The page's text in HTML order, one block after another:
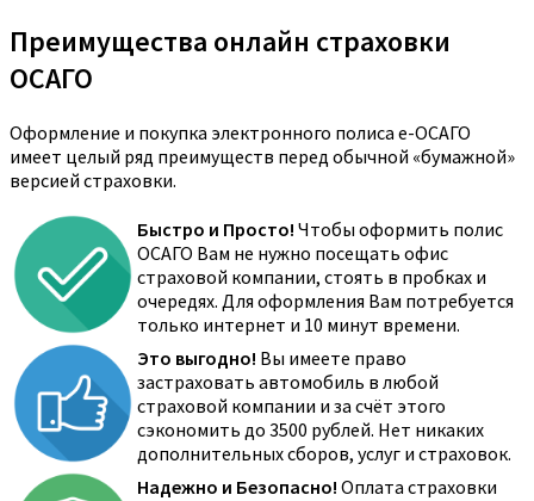
Преимущества онлайн страховки
ОСАГО
Оформление и покупка электронного полиса е-ОСАГО
имеет целый ряд преимуществ перед обычной «бумажной»
версией страховки.
Быстро и Просто! Чтобы оформить полис
ОСАГО Вам не нужно посещать офис
страховой компании, стоять в пробках и
очередях. Для оформления Вам потребуется
только интернет и 10 минут времени.
Это выгодно! Вы имеете право
застраховать автомобиль в любой
страховой компании и за счёт этого
сэкономить до 3500 рублей. Нет никаких
дополнительных сборов, услуг и страховок.
Надежно и Безопасно! Оплата страховки